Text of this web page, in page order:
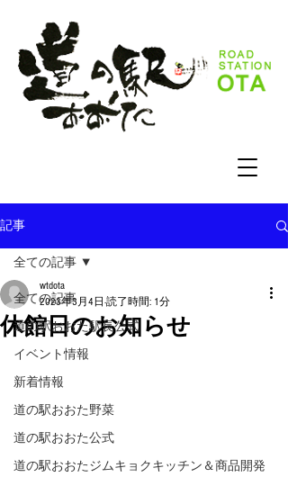
記事
全ての記事
道の駅おおた駅長公式
イベント情報
新着情報
道の駅おおた野菜
道の駅おおた公式
道の駅おおたジムキョクキッチン＆商品開発
全ての記事
休館日のお知らせ
wtdota
2023年3月4日 読了時間: 1分